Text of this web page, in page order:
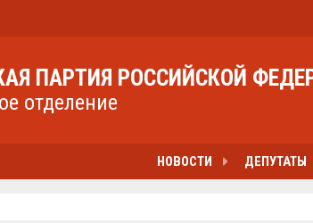
ПАРТИЯ РОССИЙСКОЙ
отделение
НОВОСТИ ДЕПУТАТЫ